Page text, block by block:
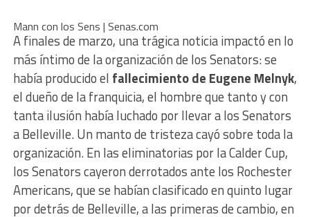
Mann con los Sens | Senas.com
A finales de marzo, una trágica noticia impactó en lo
más íntimo de la organización de los Senators: se
había producido el fallecimiento de Eugene Melnyk,
el dueño de la franquicia, el hombre que tanto y con
tanta ilusión había luchado por llevar a los Senators
a Belleville. Un manto de tristeza cayó sobre toda la
organización. En las eliminatorias por la Calder Cup,
los Senators cayeron derrotados ante los Rochester
Americans, que se habían clasificado en quinto lugar
por detrás de Belleville, a las primeras de cambio, en